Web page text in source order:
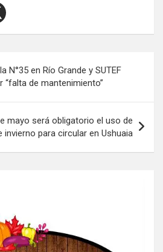
N°35 en Río Grande y SUTEF
“falta de mantenimiento”
mayo será obligatorio el uso de
invierno para circular en Ushuaia